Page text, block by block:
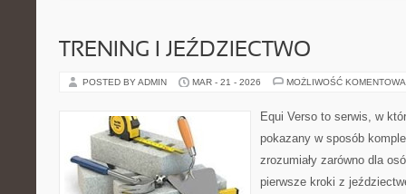
TRENING I JEŹDZIECTWO
POSTED BY ADMIN MAR - 21 - 2026 MOŻLIWOŚĆ
Equi Verso to serwis, w
pokazany w sposób
zrozumiały zarówno dla
pierwsze kroki z